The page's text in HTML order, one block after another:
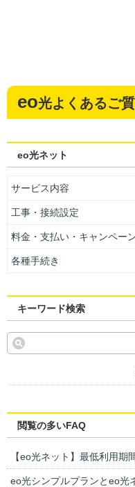
eo光よくあるご
eo光ネット
サービス内容
工事・接続設定
料金・支払い・キャンペー
各種手続き
キーワード検索
閲覧の多いFAQ
【eo光ネット】最低利用期
eo光シンプルプランとeo光